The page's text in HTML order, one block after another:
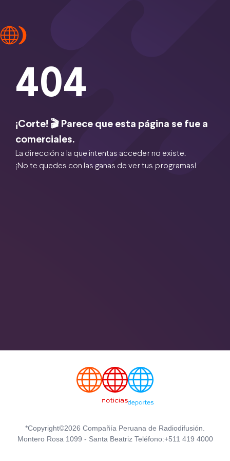
404
¡Corte! 🎬 Parece que esta página se fue a
comerciales.
La dirección a la que intentas acceder no existe.
¡No te quedes con las ganas de ver tus programas!
*Copyright©2026 Compañía Peruana de Radiodifusión.
Montero Rosa 1099 - Santa Beatriz Teléfono:+511 419 4000